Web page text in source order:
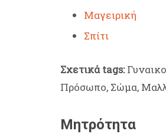
Μαγειρική
Σπίτι
Σχετικά tags:
Πρόσωπο, Σώμα,
Μητρότητα